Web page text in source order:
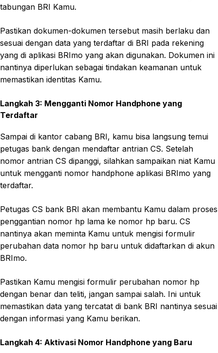
tabungan BRI Kamu.
Pastikan dokumen-dokumen tersebut masih berlaku dan
sesuai dengan data yang terdaftar di BRI pada rekening
yang di aplikasi BRImo yang akan digunakan. Dokumen ini
nantinya diperlukan sebagai tindakan keamanan untuk
memastikan identitas Kamu.
Langkah 3: Mengganti Nomor Handphone yang
Terdaftar
Sampai di kantor cabang BRI, kamu bisa langsung temui
petugas bank dengan mendaftar antrian CS. Setelah
nomor antrian CS dipanggi, silahkan sampaikan niat Kamu
untuk mengganti nomor handphone aplikasi BRImo yang
terdaftar.
Petugas CS bank BRI akan membantu Kamu dalam proses
penggantian nomor hp lama ke nomor hp baru. CS
nantinya akan meminta Kamu untuk mengisi formulir
perubahan data nomor hp baru untuk didaftarkan di akun
BRImo.
Pastikan Kamu mengisi formulir perubahan nomor hp
dengan benar dan teliti, jangan sampai salah. Ini untuk
memastikan data yang tercatat di bank BRI nantinya sesuai
dengan informasi yang Kamu berikan.
Langkah 4: Aktivasi Nomor Handphone yang Baru